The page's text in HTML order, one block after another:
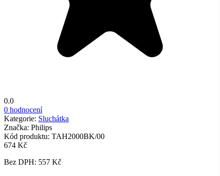
0.0
0 hodnocení
Kategorie: Sluchátka
Značka: Philips
Kód produktu: TAH2000BK/00
674 Kč
Bez DPH: 557 Kč